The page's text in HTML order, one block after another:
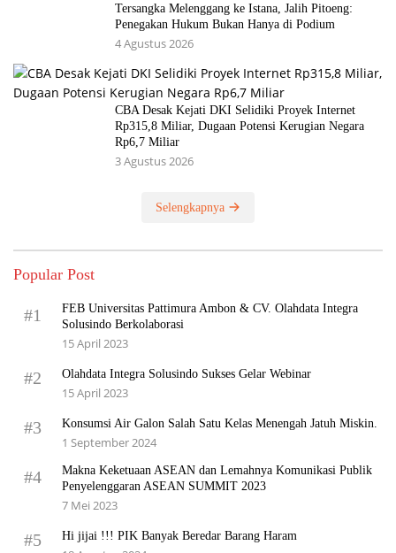
Tersangka Melenggang ke Istana, Jalih Pitoeng:
Penegakan Hukum Bukan Hanya di Podium
4 Agustus 2026
CBA Desak Kejati DKI Selidiki Proyek Internet
Rp315,8 Miliar, Dugaan Potensi Kerugian Negara
Rp6,7 Miliar
3 Agustus 2026
Selengkapnya
Popular Post
#1
FEB Universitas Pattimura Ambon & CV. Olahdata Integra
Solusindo Berkolaborasi
15 April 2023
#2 Olahdata Integra Solusindo Sukses Gelar Webinar
15 April 2023
#3 Konsumsi Air Galon Salah Satu Kelas Menengah Jatuh Miskin.
1 September 2024
#4
Makna Keketuaan ASEAN dan Lemahnya Komunikasi Publik
Penyelenggaran ASEAN SUMMIT 2023
7 Mei 2023
#5 Hi jijai !!! PIK Banyak Beredar Barang Haram